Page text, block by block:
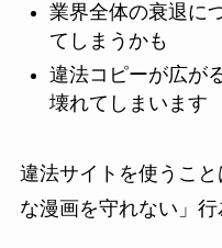
業界全体の衰退に
てしまうかも
違法コピーが広が
壊れてしまいます
違法サイトを使うこ
な漫画を守れない」行